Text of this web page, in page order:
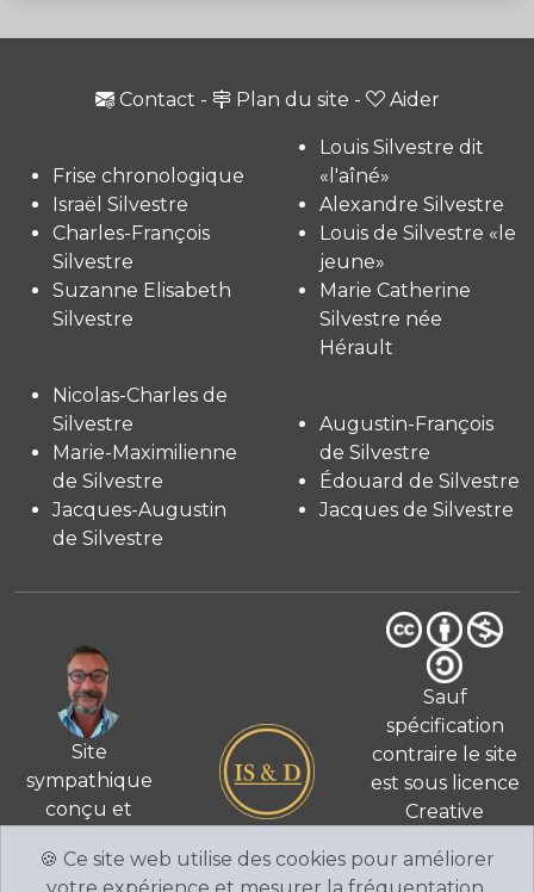
Contact - Plan du site - Aider
Frise chronologique
Israël Silvestre
Charles-François
Silvestre
Suzanne Elisabeth
Silvestre
Louis Silvestre dit
«l'aîné»
Alexandre Silvestre
Louis de Silvestre «le
jeune»
Marie Catherine
Silvestre née
Hérault
Nicolas-Charles de
Silvestre
Marie-Maximilienne
de Silvestre
Jacques-Augustin
de Silvestre
Augustin-François
de Silvestre
Édouard de Silvestre
Jacques de Silvestre
Site
sympathique
conçu et
par Fabien de
© 2026
Sauf
spécification
contraire le site
est sous licence
Creative
International
🍪 Ce site web utilise des cookies pour améliorer